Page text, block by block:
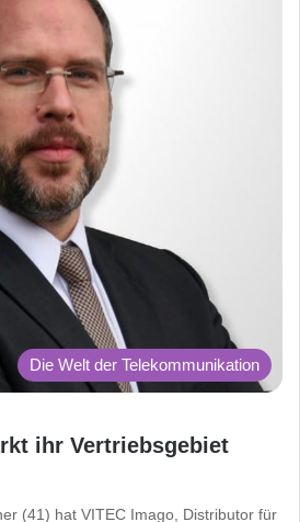
Die Welt der Telekommunikation
ihr Vertriebsgebiet
(41) hat VITEC Imago, Distributor für